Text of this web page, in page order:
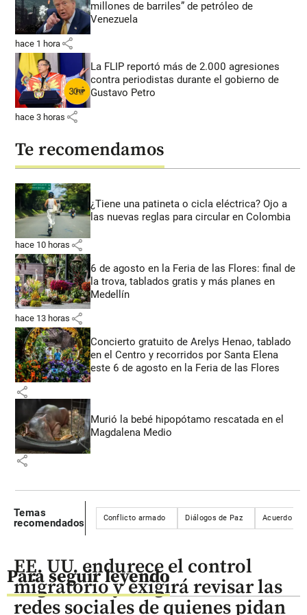
millones de barriles” de petróleo de
Venezuela
hace 1 hora share
La FLIP reportó más de 2.000 agresiones
contra periodistas durante el gobierno de
Gustavo Petro
hace 3 horas share
Te recomendamos
¿Tiene una patineta o cicla eléctrica? Ojo a
las nuevas reglas para circular en Colombia
hace 10 horas share
6 de agosto en la Feria de las Flores: final de
la trova, tablados gratis y más planes en
Medellín
hace 13 horas share
Concierto gratuito de Arelys Henao, tablado
en el Centro y recorridos por Santa Elena
este 6 de agosto en la Feria de las Flores
share
Murió la bebé hipopótamo rescatada en el
Magdalena Medio
share
Temas
recomendados
Conflicto armado Diálogos de Paz Acuerdo de
Para seguir leyendo
EE. UU. endurece el control
migratorio y exigirá revisar las
redes sociales de quienes pidan